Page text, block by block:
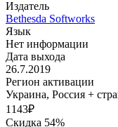
Издатель
Bethesda Softworks
Язык
Нет информации
Дата выхода
26.7.2019
Регион активации
Украина, Россия +
1143₽
Скидка 54%